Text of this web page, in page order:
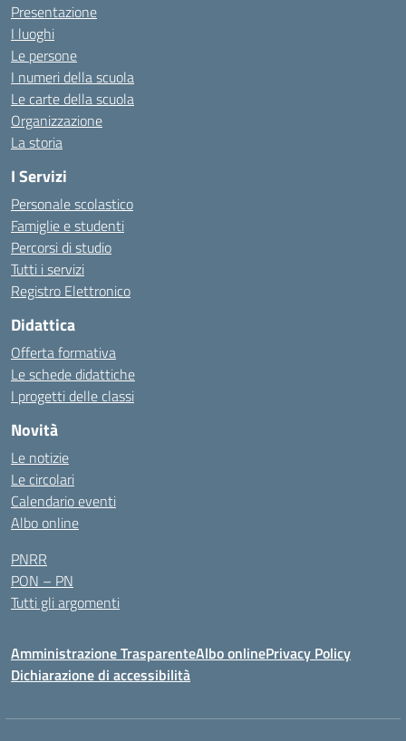
Presentazione
I luoghi
Le persone
I numeri della scuola
Le carte della scuola
Organizzazione
La storia
I Servizi
Personale scolastico
Famiglie e studenti
Percorsi di studio
Tutti i servizi
Registro Elettronico
Didattica
Offerta formativa
Le schede didattiche
I progetti delle classi
Novità
Le notizie
Le circolari
Calendario eventi
Albo online
PNRR
PON – PN
Tutti gli argomenti
Amministrazione TrasparenteAlbo onlinePrivacy Policy
Dichiarazione di accessibilità